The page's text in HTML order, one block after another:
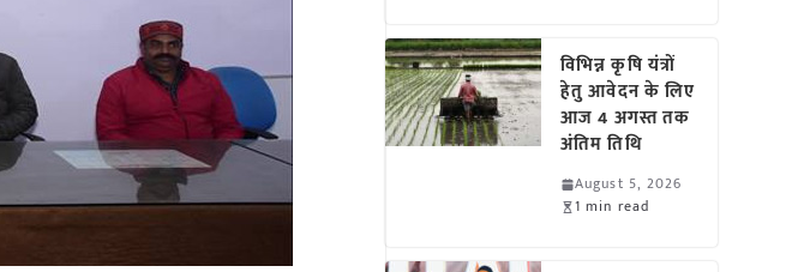
विभिन्न कृषि यंत्रों
हेतु आवेदन के लिए
आज 4 अगस्त तक
अंतिम तिथि
August 5, 2026
1 min read